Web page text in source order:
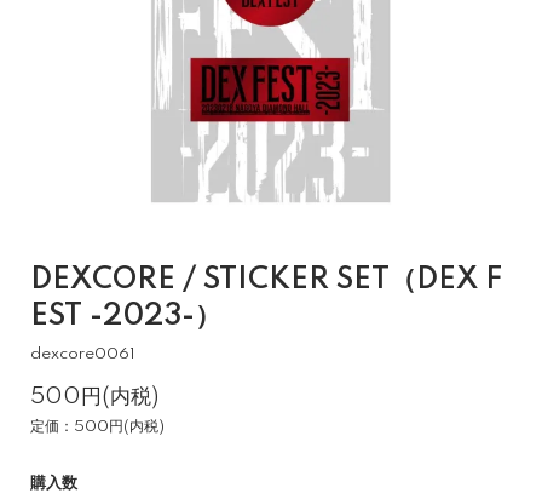
DEXCORE / STICKER SET（DEX F
EST -2023-）
dexcore0061
500円(内税)
定価：500円(内税)
購入数